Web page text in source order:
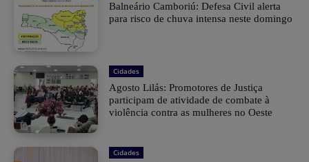
Balneário Camboriú: Defesa Civil alerta
para risco de chuva intensa neste domingo
Cidades
Agosto Lilás: Promotores de Justiça
participam de atividade de combate à
violência contra as mulheres no Oeste
Cidades